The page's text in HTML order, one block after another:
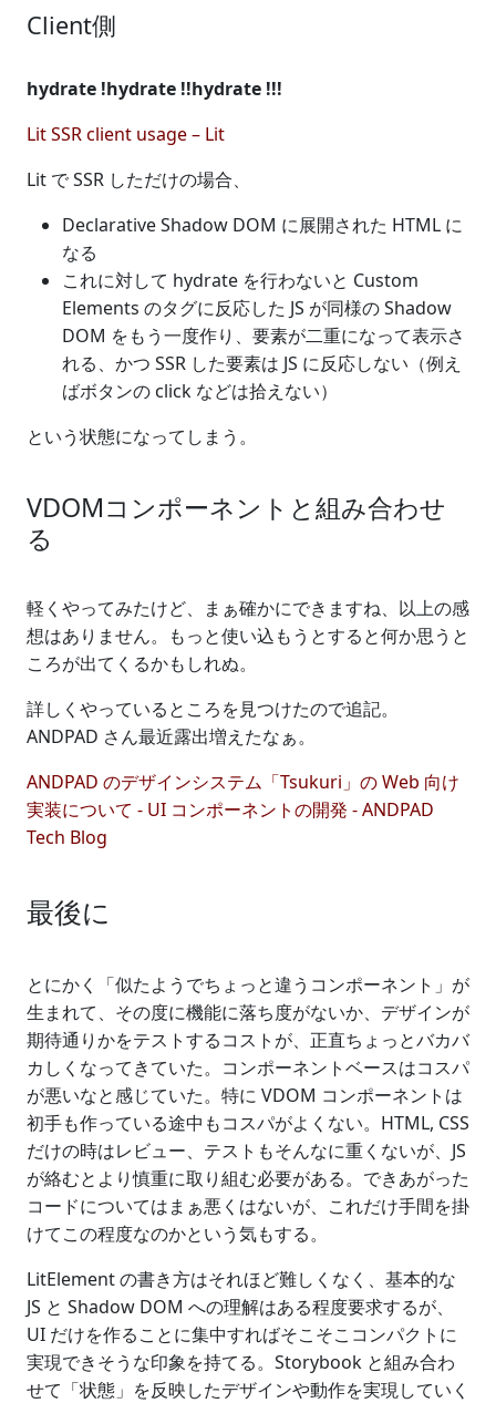
Client側
hydrate !hydrate !!hydrate !!!
Lit SSR client usage – Lit
Lit で SSR しただけの場合、
Declarative Shadow DOM に展開された HTML に
なる
これに対して hydrate を行わないと Custom
Elements のタグに反応した JS が同様の Shadow
DOM をもう一度作り、要素が二重になって表示さ
れる、かつ SSR した要素は JS に反応しない（例え
ばボタンの click などは拾えない）
という状態になってしまう。
VDOMコンポーネントと組み合わせ
る
軽くやってみたけど、まぁ確かにできますね、以上の感
想はありません。もっと使い込もうとすると何か思うと
ころが出てくるかもしれぬ。
詳しくやっているところを見つけたので追記。
ANDPAD さん最近露出増えたなぁ。
ANDPAD のデザインシステム「Tsukuri」の Web 向け
実装について - UI コンポーネントの開発 - ANDPAD
Tech Blog
最後に
とにかく「似たようでちょっと違うコンポーネント」が
生まれて、その度に機能に落ち度がないか、デザインが
期待通りかをテストするコストが、正直ちょっとバカバ
カしくなってきていた。コンポーネントベースはコスパ
が悪いなと感じていた。特に VDOM コンポーネントは
初手も作っている途中もコスパがよくない。HTML, CSS
だけの時はレビュー、テストもそんなに重くないが、JS
が絡むとより慎重に取り組む必要がある。できあがった
コードについてはまぁ悪くはないが、これだけ手間を掛
けてこの程度なのかという気もする。
LitElement の書き方はそれほど難しくなく、基本的な
JS と Shadow DOM への理解はある程度要求するが、
UI だけを作ることに集中すればそこそこコンパクトに
実現できそうな印象を持てる。Storybook と組み合わ
せて「状態」を反映したデザインや動作を実現していく